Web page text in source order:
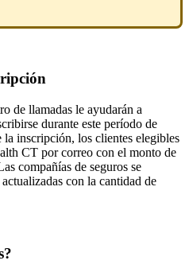
de llamadas le ayudarán a
durante este período de
inscripción, los clientes elegibles
CT por correo con el monto de
compañías de seguros se
con la cantidad de